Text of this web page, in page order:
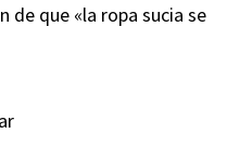
de que «la ropa sucia se